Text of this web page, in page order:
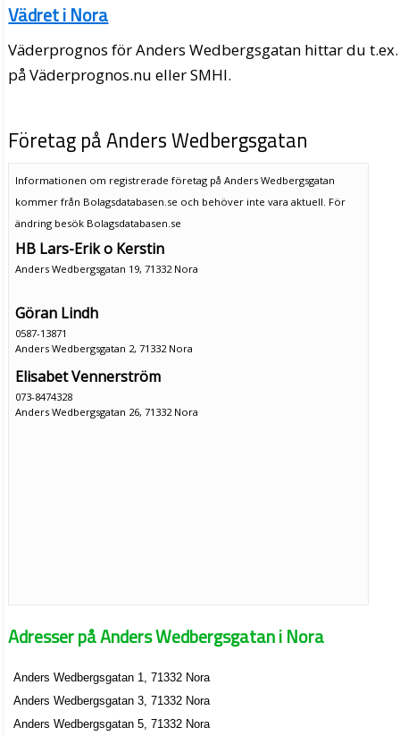
Vädret i Nora
Väderprognos för Anders Wedbergsgatan hittar du t.ex.
på Väderprognos.nu eller SMHI.
Företag på Anders Wedbergsgatan
Informationen om registrerade företag på Anders Wedbergsgatan
kommer från Bolagsdatabasen.se och behöver inte vara aktuell. För
ändring besök Bolagsdatabasen.se
HB Lars-Erik o Kerstin
Anders Wedbergsgatan 19, 71332 Nora
Göran Lindh
0587-13871
Anders Wedbergsgatan 2, 71332 Nora
Elisabet Vennerström
073-8474328
Anders Wedbergsgatan 26, 71332 Nora
Adresser på Anders Wedbergsgatan i Nora
Anders Wedbergsgatan 1, 71332 Nora
Anders Wedbergsgatan 3, 71332 Nora
Anders Wedbergsgatan 5, 71332 Nora